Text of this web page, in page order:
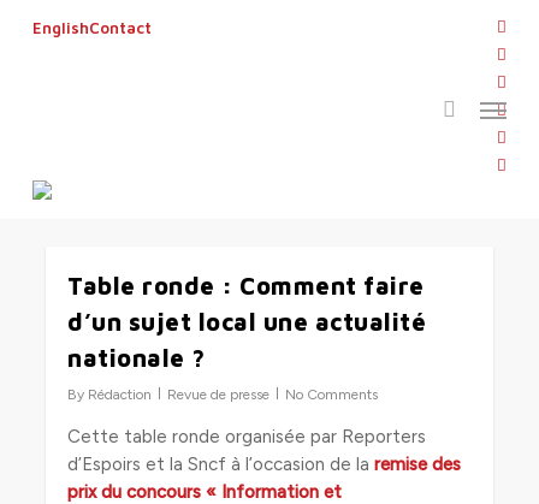
flickr
EnglishContact
search
Menu
Table ronde : Comment faire
d’un sujet local une actualité
nationale ?
By Rédaction Revue de presse No Comments
Cette table ronde organisée par Reporters
d’Espoirs et la Sncf à l’occasion de laremise des
prix du concours « Information et
0